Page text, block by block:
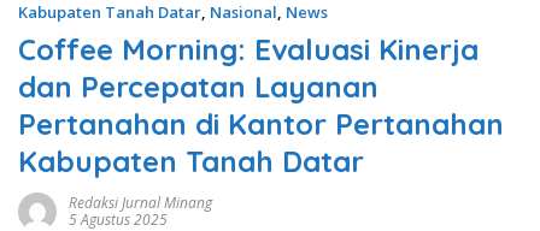
Kabupaten Tanah Datar, Nasional, News
Coffee Morning: Evaluasi Kinerja
dan Percepatan Layanan
Pertanahan di Kantor Pertanahan
Kabupaten Tanah Datar
Redaksi Jurnal Minang
5 Agustus 2025